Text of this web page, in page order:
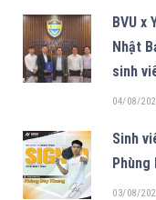
BVU x
Nhật
sinh
04/08/
Sinh
Phùng
03/08/